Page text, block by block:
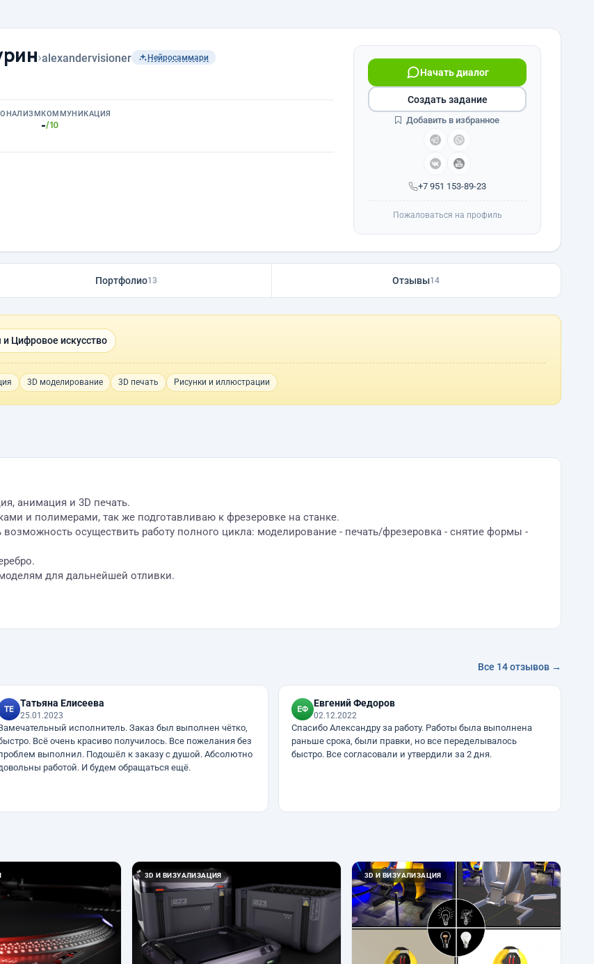
›alexandervisioner Нейросаммари
КОММУНИКАЦИЯ
-/10
+7 951 153-89-23
Начать диалог
Создать задание
Добавить в избранное
Пожаловаться на профиль
Портфолио13 Отзывы14
Цифровое искусство
3D моделирование 3D печать Рисунки и иллюстрации
анимация и 3D печать.
и полимерами, так же подготавливаю к фрезеровке на станке.
осуществить работу полного цикла: моделирование - печать/фрезеровка - снятие формы -
для дальнейшей отливки.
Все 14 отзывов →
Татьяна Елисеева
25.01.2023
исполнитель. Заказ был выполнен чётко,
Всё очень красиво получилось. Все пожелания без
выполнил. Подошёл к заказу с душой. Абсолютно
работой. И будем обращаться ещё.
Евгений Федоров
02.12.2022
Спасибо Александру за работу. Работы была выполнена
раньше срока, были правки, но все переделывалось
быстро. Все согласовали и утвердили за 2 дня.
3D И ВИЗУАЛИЗАЦИЯ 3D И ВИЗУАЛИЗАЦИЯ